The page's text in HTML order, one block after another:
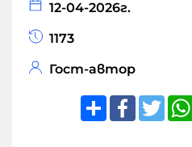
12-04-2026г.
1173
Гост-автор
Share